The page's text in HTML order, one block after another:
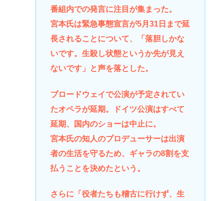
番組内での発言に注目が集まった。
宮本氏は緊急事態宣言が5月31日まで延
長されることについて、「落胆しかな
いです。生殺し状態というか先が見え
ないです」と声を落とした。
ブロードウェイで公演が予定されてい
たオペラが延期。ドイツ公演はすべて
延期、国内のショーは中止に。
宮本氏の知人のプロデューサーは出演
者の生活を守るため、ギャラの8割を支
払うことを決めたという。
さらに「役者たちも稽古に行けず、生